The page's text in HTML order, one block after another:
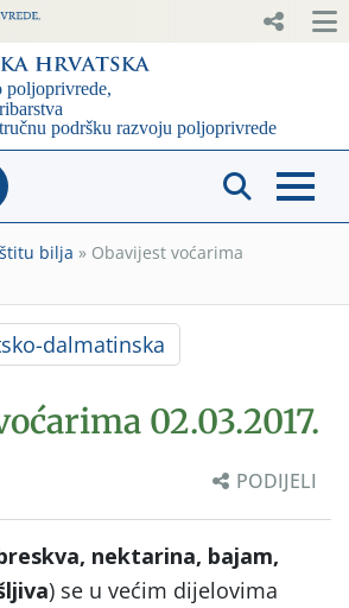
bilja » Obavijest voćarima
dalmatinska
02.03.2017.
PODIJELI
nektarina, bajam,
) se u većim dijelovima